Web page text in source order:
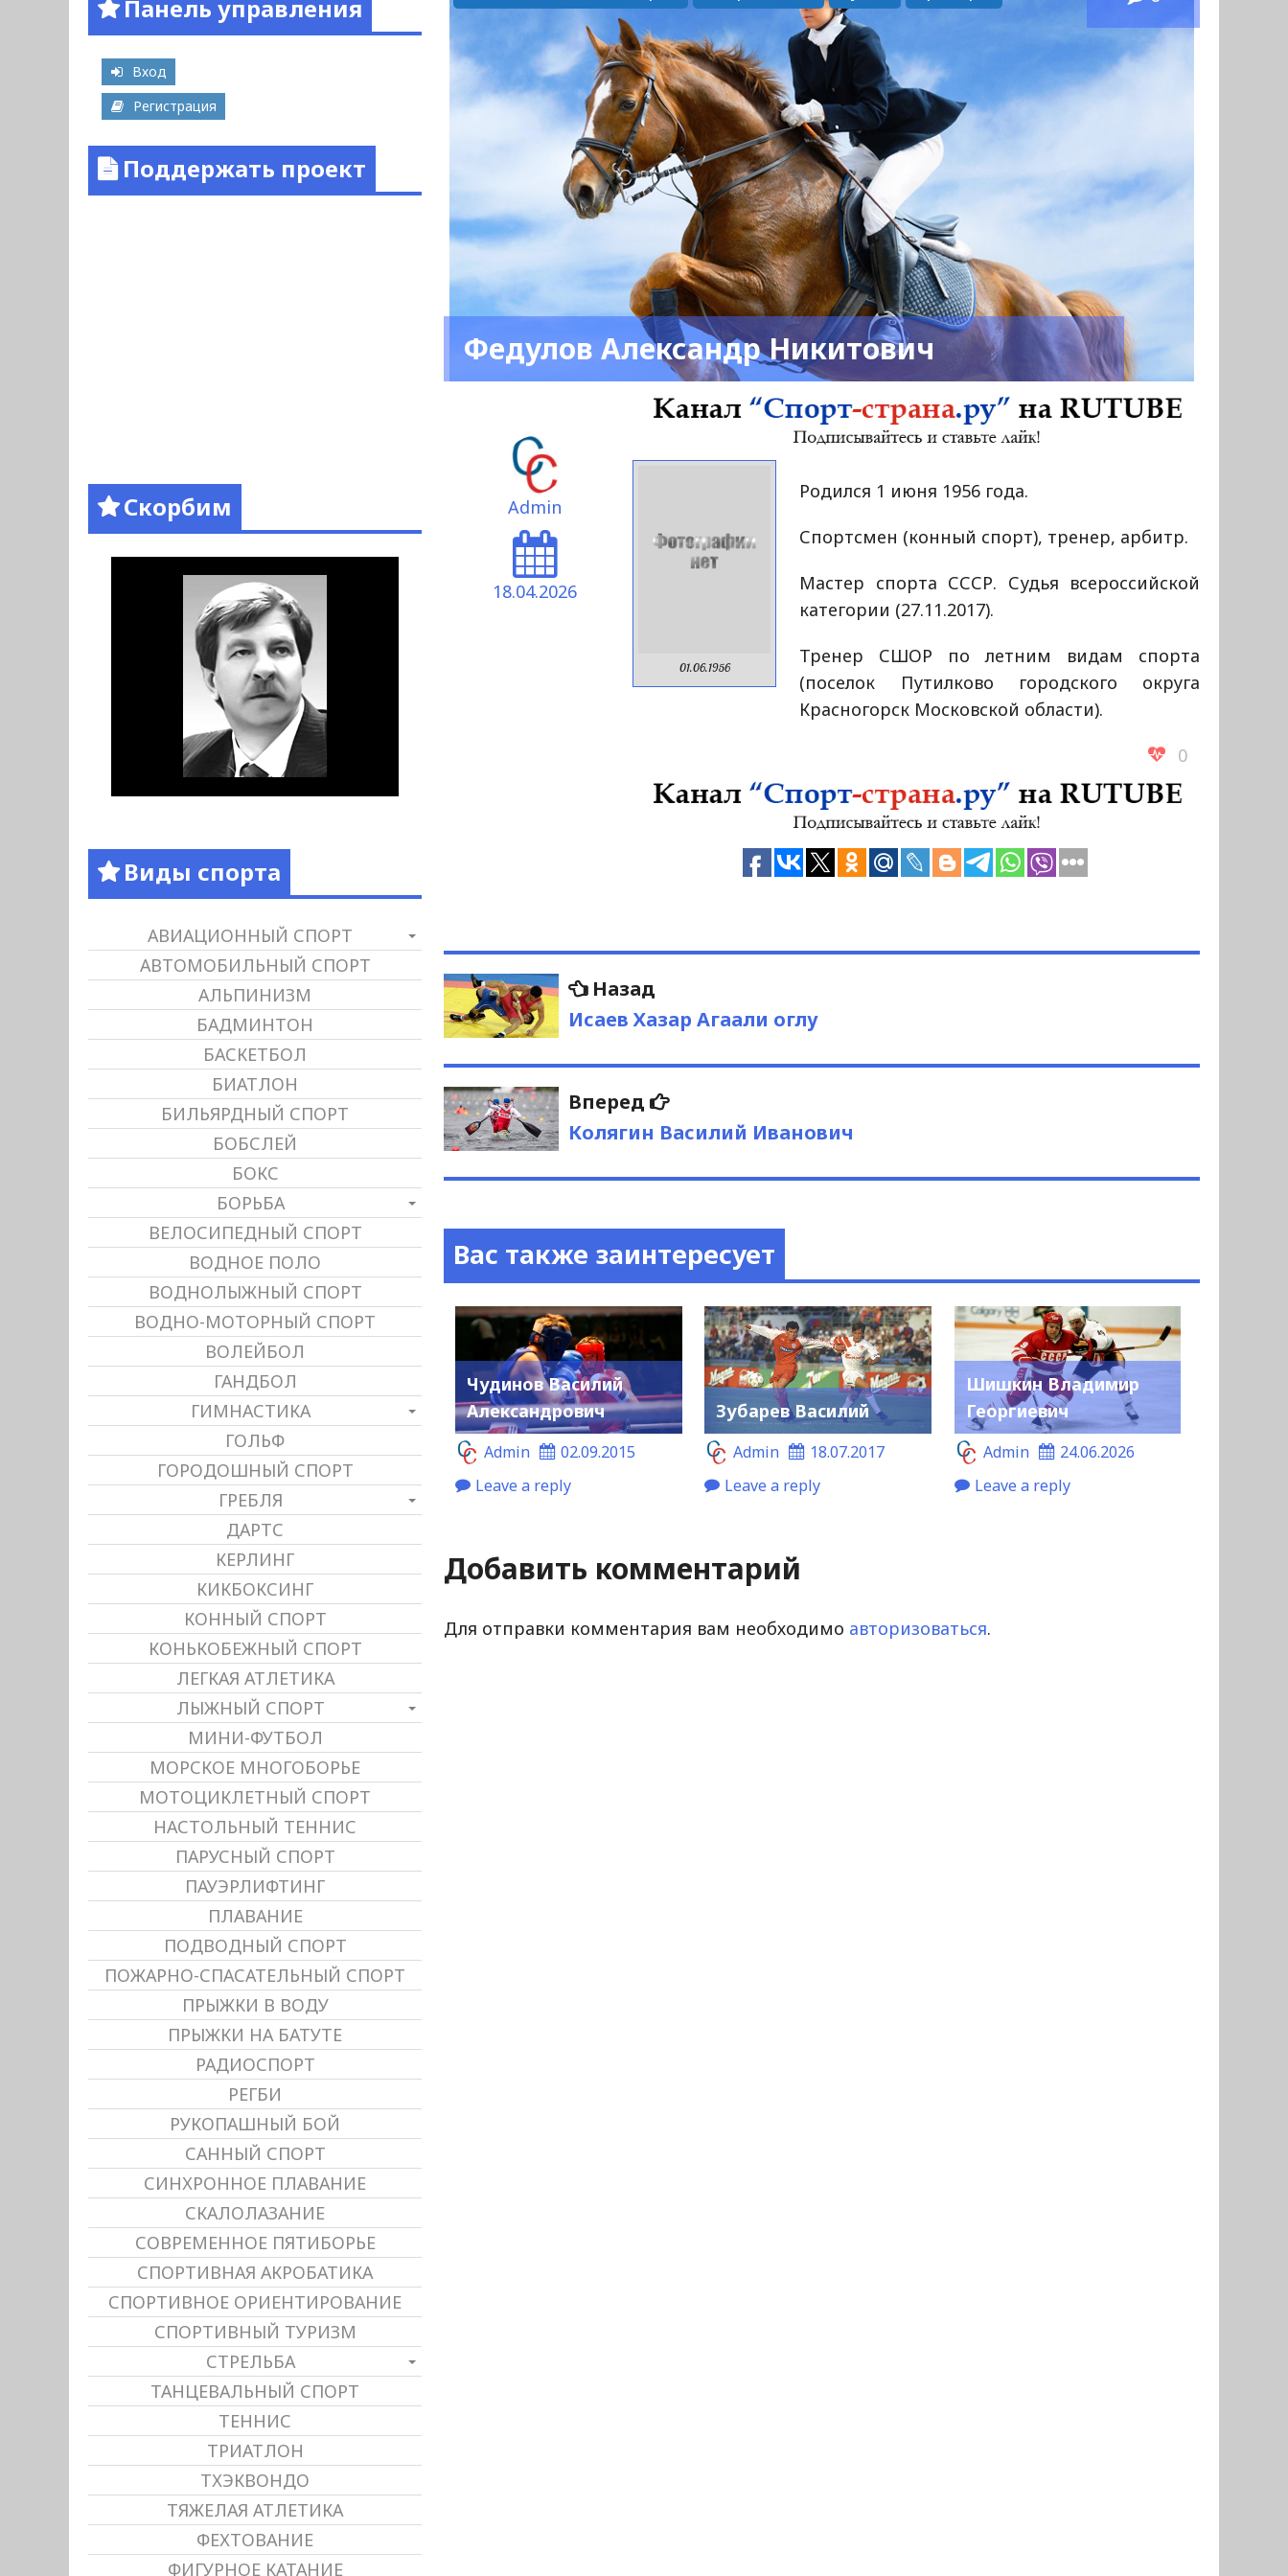
Федулов Александр Никитович
Admin
18.04.2026
01.06.1956
Родился 1 июня 1956 года.
Спортсмен (конный спорт), тренер, арбитр.
Мастер спорта СССР. Судья всероссийской
категории (27.11.2017).
Тренер СШОР по летним видам спорта
(поселок Путилково городского округа
Красногорск Московской области).
0
Навигация
по
записям
Назад
запись:
Исаев Хазар Агаали оглу
Вперед
Следующая
запись:
Колягин Василий Иванович
Вас также заинтересует
Чудинов Василий
Александрович
Admin
02.09.2015
Leave a reply
Зубарев Василий
Admin
18.07.2017
Leave a reply
Шишкин Владимир
Георгиевич
Admin
24.06.2026
Leave a reply
Добавить комментарий
Для отправки комментария вам необходимо авторизоваться.
Панель управления
Вход
Регистрация
Поддержать проект
Скорбим
Виды спорта
АВИАЦИОННЫЙ СПОРТ
АВТОМОБИЛЬНЫЙ СПОРТ
АЛЬПИНИЗМ
БАДМИНТОН
БАСКЕТБОЛ
БИАТЛОН
БИЛЬЯРДНЫЙ СПОРТ
БОБСЛЕЙ
БОКС
БОРЬБА
ВЕЛОСИПЕДНЫЙ СПОРТ
ВОДНОЕ ПОЛО
ВОДНОЛЫЖНЫЙ СПОРТ
ВОДНО-МОТОРНЫЙ СПОРТ
ВОЛЕЙБОЛ
ГАНДБОЛ
ГИМНАСТИКА
ГОЛЬФ
ГОРОДОШНЫЙ СПОРТ
ГРЕБЛЯ
ДАРТС
КЕРЛИНГ
КИКБОКСИНГ
КОННЫЙ СПОРТ
КОНЬКОБЕЖНЫЙ СПОРТ
ЛЕГКАЯ АТЛЕТИКА
ЛЫЖНЫЙ СПОРТ
МИНИ-ФУТБОЛ
МОРСКОЕ МНОГОБОРЬЕ
МОТОЦИКЛЕТНЫЙ СПОРТ
НАСТОЛЬНЫЙ ТЕННИС
ПАРУСНЫЙ СПОРТ
ПАУЭРЛИФТИНГ
ПЛАВАНИЕ
ПОДВОДНЫЙ СПОРТ
ПОЖАРНО-СПАСАТЕЛЬНЫЙ СПОРТ
ПРЫЖКИ В ВОДУ
ПРЫЖКИ НА БАТУТЕ
РАДИОСПОРТ
РЕГБИ
РУКОПАШНЫЙ БОЙ
САННЫЙ СПОРТ
СИНХРОННОЕ ПЛАВАНИЕ
СКАЛОЛАЗАНИЕ
СОВРЕМЕННОЕ ПЯТИБОРЬЕ
СПОРТИВНАЯ АКРОБАТИКА
СПОРТИВНОЕ ОРИЕНТИРОВАНИЕ
СПОРТИВНЫЙ ТУРИЗМ
СТРЕЛЬБА
ТАНЦЕВАЛЬНЫЙ СПОРТ
ТЕННИС
ТРИАТЛОН
ТХЭКВОНДО
ТЯЖЕЛАЯ АТЛЕТИКА
ФЕХТОВАНИЕ
ФИГУРНОЕ КАТАНИЕ